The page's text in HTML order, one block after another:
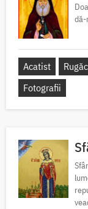
dă-
Acatist
Fotografii